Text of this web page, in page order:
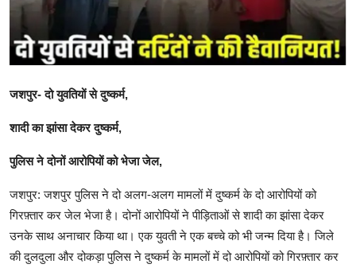
Hindi
जशपुर- दो युवतियों से दुष्कर्म,
शादी का झांसा देकर दुष्कर्म,
पुलिस ने दोनों आरोपियों को भेजा जेल,
जशपुर: जशपुर पुलिस ने दो अलग-अलग मामलों में दुष्कर्म के दो आरोपियों को
गिरफ़्तार कर जेल भेजा है। दोनों आरोपियों ने पीड़िताओं से शादी का झांसा देकर
उनके साथ अनाचार किया था। एक युवती ने एक बच्चे को भी जन्म दिया है। जिले
की दुलदुला और दोकड़ा पुलिस ने दुष्कर्म के मामलों में दो आरोपियों को गिरफ़्तार कर